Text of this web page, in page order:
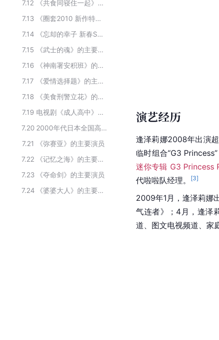
7.12
《共食同寝住一起》的主要演员
7.13
《圈套2010 新作特别篇2》的主要演员
7.14
《忘却的幸子 新春SP》的主要演员
7.15
《武士的魂》的主要演员
7.16
《神南署安积班》的主要演员
7.17
《爱情选择题》的主要演员
7.18
《美食刑警立花》的主要演员
7.19
电视剧《成人高中》的主要演员
7.20
2000年代日本全国高等学校足球锦标赛应援经理
7.21
《弥赛亚》的主要演员
7.22
《记忆之海》的主要演员
7.23
《夺命剑》的主要演员
7.24
《婆婆大人》的主要演员
演艺经历
逢泽莉娜2008年出演
临时组合“G3
迷你专辑 G3 Princess
代啦啦队经理。
[3]
2009年1月，逢泽莉娜
气连者》；4月，逢泽
道、图文电视频道、家